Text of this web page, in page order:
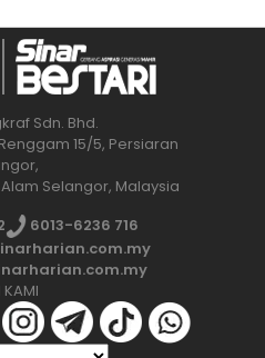
Sdn. Bhd.
15/5, Persiaran
Selangor, Malaysia
6013-6236 716
KAMI